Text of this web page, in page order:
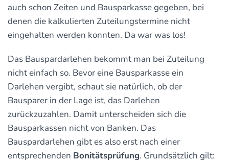
auch schon Zeiten und Bausparkasse gegeben, bei
denen die kalkulierten Zuteilungstermine nicht
eingehalten werden konnten. Da war was los!
Das Bauspardarlehen bekommt man bei Zuteilung
nicht einfach so. Bevor eine Bausparkasse ein
Darlehen vergibt, schaut sie natürlich, ob der
Bausparer in der Lage ist, das Darlehen
zurückzuzahlen. Damit unterscheiden sich die
Bausparkassen nicht von Banken. Das
Bauspardarlehen gibt es also erst nach einer
entsprechenden Bonitätsprüfung. Grundsätzlich gilt: